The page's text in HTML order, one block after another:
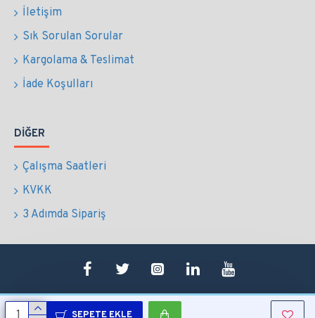
SEPETE EKLE
İletişim
Sık Sorulan Sorular
Kargolama & Teslimat
İade Koşulları
DIĞER
Çalışma Saatleri
KVKK
3 Adımda Sipariş